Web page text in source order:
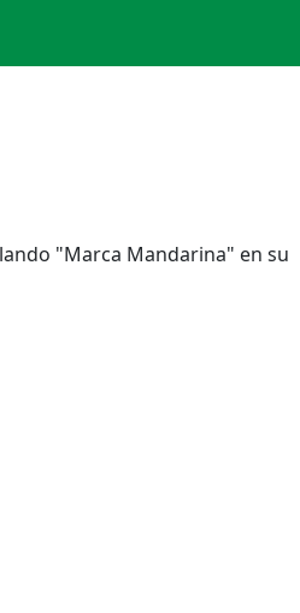
"Marca Mandarina" en su